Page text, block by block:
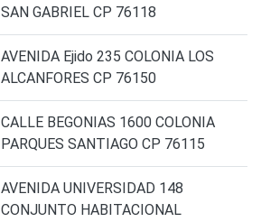
SAN GABRIEL CP 76118
AVENIDA Ejido 235 COLONIA LOS
ALCANFORES CP 76150
CALLE BEGONIAS 1600 COLONIA
PARQUES SANTIAGO CP 76115
AVENIDA UNIVERSIDAD 148
CONJUNTO HABITACIONAL